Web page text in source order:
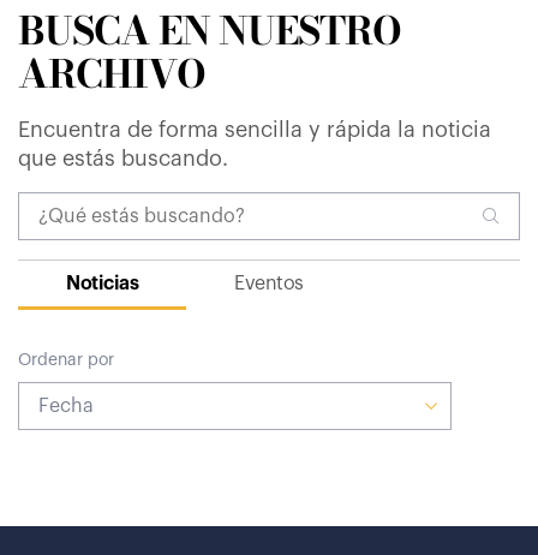
BUSCA EN NUESTRO
ARCHIVO
Encuentra de forma sencilla y rápida la noticia
que estás buscando.
Noticias Eventos
Ordenar por
Fecha